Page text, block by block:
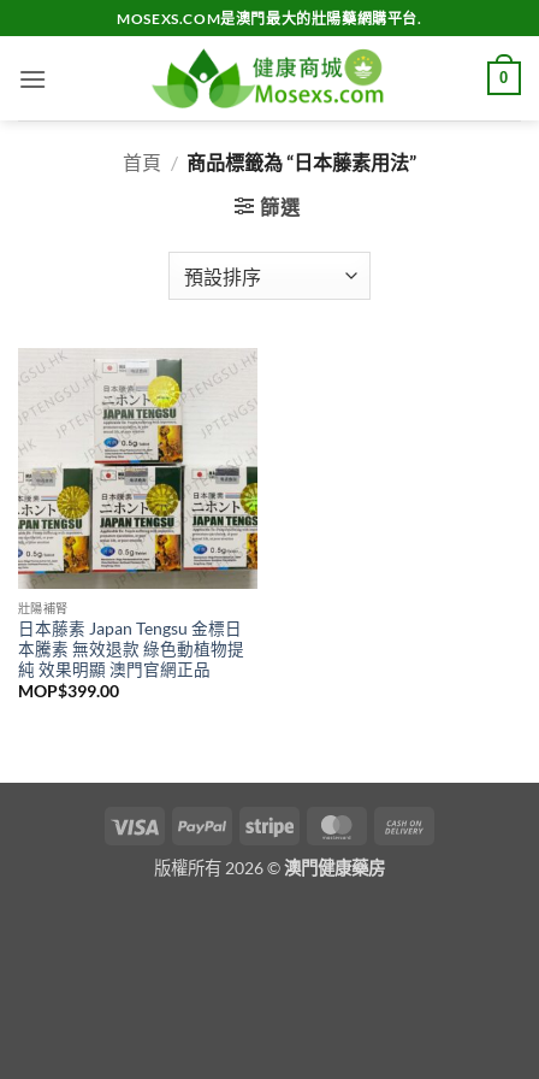
to
content
MOSEXS.COM是澳門最大的壯陽藥網購平台.
0
首頁 / 商品標籤為 “日本藤素用法”
篩選
壯陽補腎
日本藤素 Japan Tengsu 金標日
本騰素 無效退款 綠色動植物提
純 效果明顯 澳門官網正品
MOP$399.00
Visa PayPal Stripe MasterCard
版權所有 2026 ©澳門健康藥房